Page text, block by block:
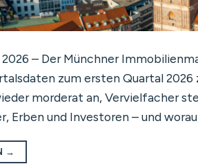
2026 – Der Münchner
zum ersten Quartal
morderat an, Vervielfacher
Erben und Investoren – und
→